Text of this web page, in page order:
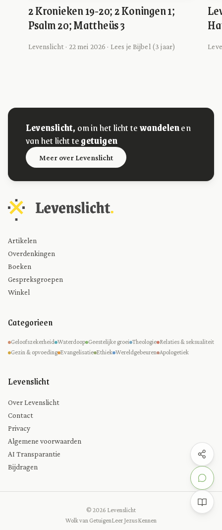
2 Kronieken 19-20; 2 Koningen 1;
Psalm 20; Mattheüs 3
Levenslicht · 22 mei 2026 · Lees je Bijbel (3 jaar)
Levenslicht, om in het licht tewandelenen
van het licht tegetuigen
Meer over Levenslicht
Artikelen
Overdenkingen
Boeken
Gespreksgroepen
Winkel
Categorieen
Geloofszekerheid Waterdoop Geestelijke groei Theologie Relaties & seksualiteit
Gezin & opvoeding Evangelisatie Ethiek Wereldgebeuren Apologetiek
Levenslicht
Over Levenslicht
Contact
Privacy
Algemene voorwaarden
AI Transparantie
Bijdragen
© 2026 Levenslicht
Wolk van GetuigenLeer Jezus Kennen